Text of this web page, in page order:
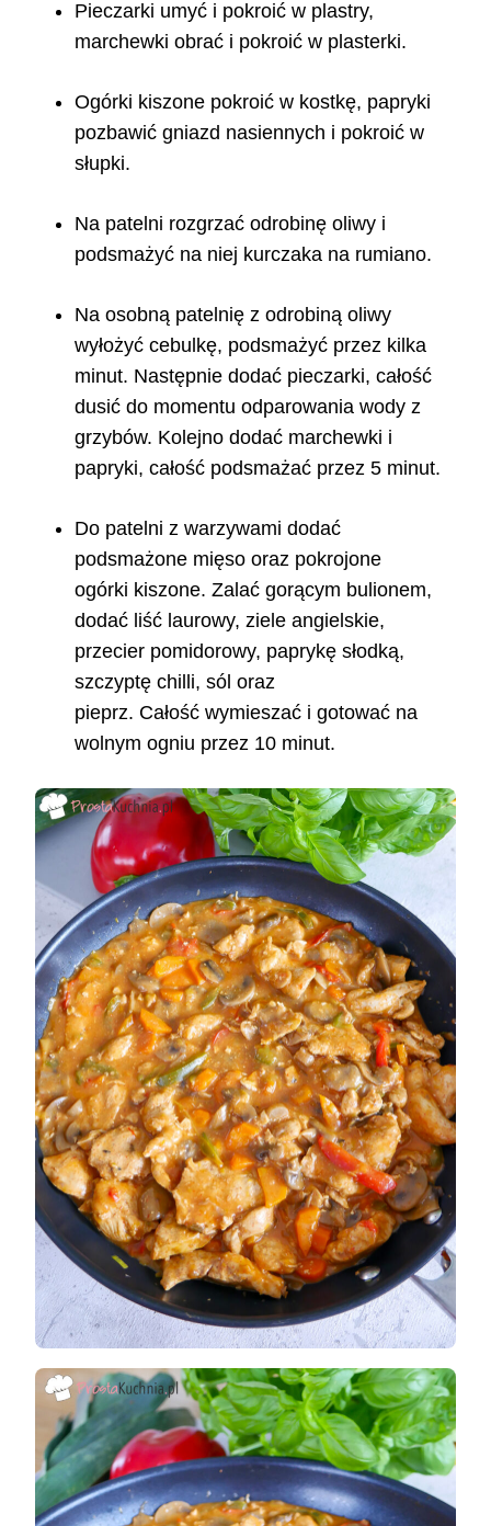
Pieczarki umyć i pokroić w plastry,
marchewki obrać i pokroić w plasterki.
Ogórki kiszone pokroić w kostkę, papryki
pozbawić gniazd nasiennych i pokroić w
słupki.
Na patelni rozgrzać odrobinę oliwy i
podsmażyć na niej kurczaka na rumiano.
Na osobną patelnię z odrobiną oliwy
wyłożyć cebulkę, podsmażyć przez kilka
minut. Następnie dodać pieczarki, całość
dusić do momentu odparowania wody z
grzybów. Kolejno dodać marchewki i
papryki, całość podsmażać przez 5 minut.
Do patelni z warzywami dodać
podsmażone mięso oraz pokrojone
ogórki kiszone. Zalać gorącym bulionem,
dodać liść laurowy, ziele angielskie,
przecier pomidorowy, paprykę słodką,
szczyptę chilli, sól oraz
pieprz. Całość wymieszać i gotować na
wolnym ogniu przez 10 minut.